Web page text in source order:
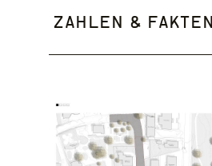
Zahlen & Fakten